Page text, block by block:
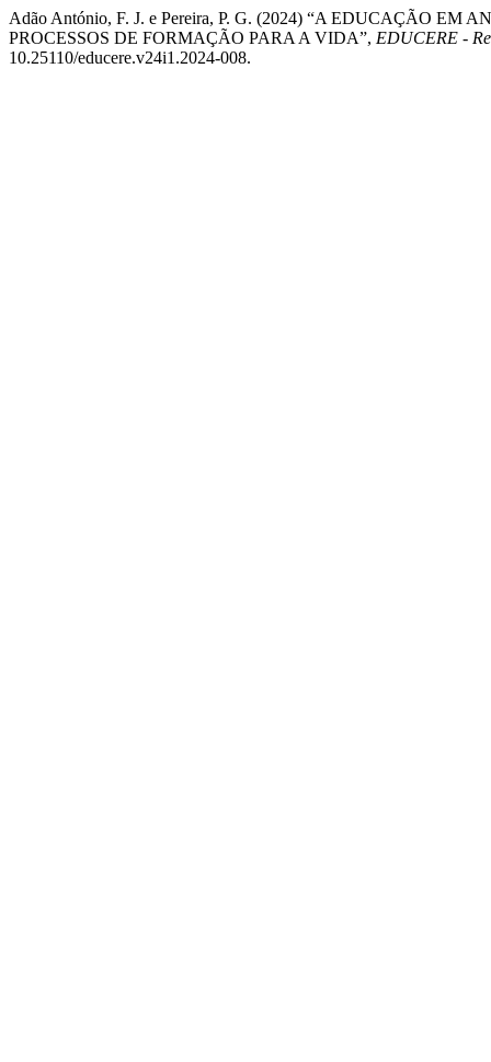
Adão António, F. J. e Pereira, P. G. (2024) “A EDUCAÇÃO
PROCESSOS DE FORMAÇÃO PARA A VIDA”, EDUCERE -
10.25110/educere.v24i1.2024-008.